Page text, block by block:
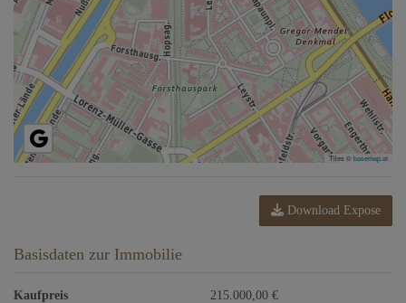
Tiles ©basemap.at
Download Expose
Basisdaten zur Immobilie
Kaufpreis
215.000,00 €